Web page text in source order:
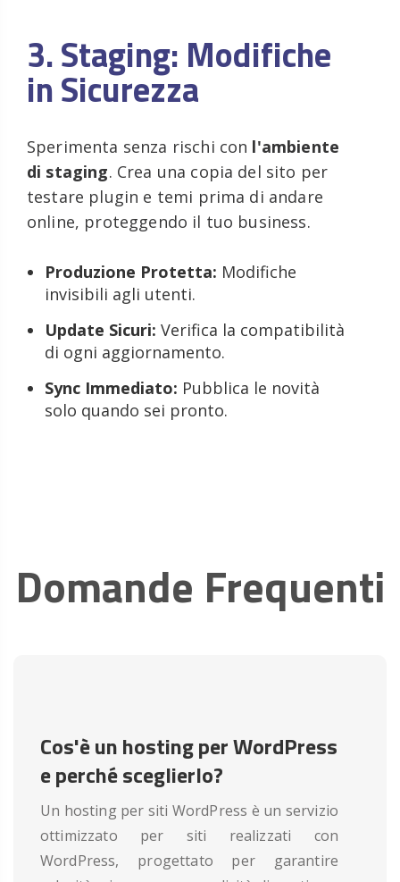
3. Staging: Modifiche
in Sicurezza
Sperimenta senza rischi con l'ambiente
di staging. Crea una copia del sito per
testare plugin e temi prima di andare
online, proteggendo il tuo business.
Produzione Protetta: Modifiche
invisibili agli utenti.
Update Sicuri: Verifica la compatibilità
di ogni aggiornamento.
Sync Immediato: Pubblica le novità
solo quando sei pronto.
Domande Frequenti
Cos'è un hosting per WordPress
e perché sceglierlo?
Un hosting per siti WordPress è un servizio
ottimizzato per siti realizzati con
WordPress, progettato per garantire